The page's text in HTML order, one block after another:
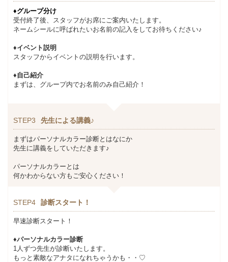
♦グループ分け
受付終了後、スタッフがお席にご案内いたします。
ネームシールに呼ばれたいお名前の記入をしてお待ちください♪
♦イベント説明
スタッフからイベントの説明を行います。
♦自己紹介
まずは、グループ内でお名前のみ自己紹介！
STEP3 先生による講義♪
まずはパーソナルカラー診断とはなにか
先生に講義をしていただきます♪
パーソナルカラーとは
何かわからない方もご安心ください！
STEP4 診断スタート！
早速診断スタート！
♦パーソナルカラー診断
1人ずつ先生が診断いたします。
もっと素敵なアナタになれちゃうかも・・♡